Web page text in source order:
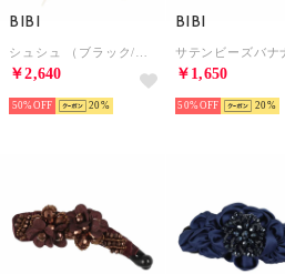
BIBI
￥2,640
50% 20
BIBI
￥1,650
50% 20